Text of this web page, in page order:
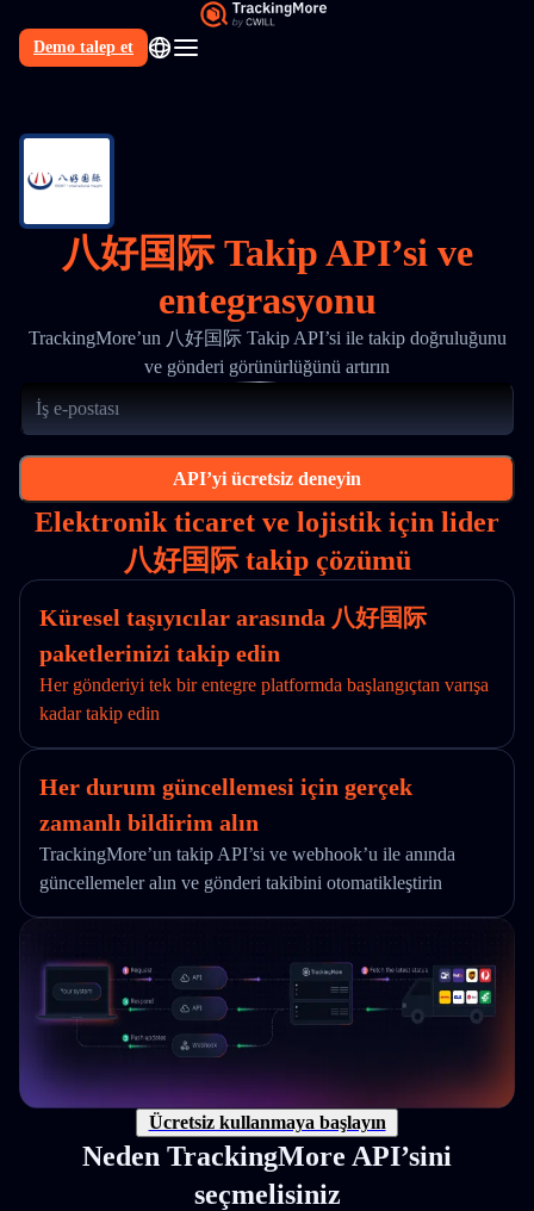
Demo talep et
八好国际 Takip API’si ve
entegrasyonu
TrackingMore’un 八好国际 Takip API’si ile takip doğruluğunu
ve gönderi görünürlüğünü artırın
API’yi ücretsiz deneyin
Elektronik ticaret ve lojistik için lider
八好国际 takip çözümü
Küresel taşıyıcılar arasında 八好国际
paketlerinizi takip edin
Her gönderiyi tek bir entegre platformda başlangıçtan varışa
kadar takip edin
Her durum güncellemesi için gerçek
zamanlı bildirim alın
TrackingMore’un takip API’si ve webhook’u ile anında
güncellemeler alın ve gönderi takibini otomatikleştirin
Ücretsiz kullanmaya başlayın
Neden TrackingMore API’sini
seçmelisiniz